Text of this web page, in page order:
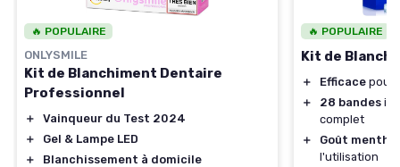
🔥 POPULAIRE
ONLYSMILE
Kit de Blanchiment Dentaire
Professionnel
＋
Vainqueur du Test 2024
＋
Gel & Lampe LED
＋
Blanchissement à domicile
🔥 POPULAIRE
Kit de
＋ Efficace pour
＋
28 bandes
complet
＋
Goût
l'utilisation